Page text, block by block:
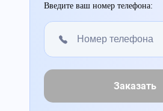
Введите ваш номер телефона:
Заказать